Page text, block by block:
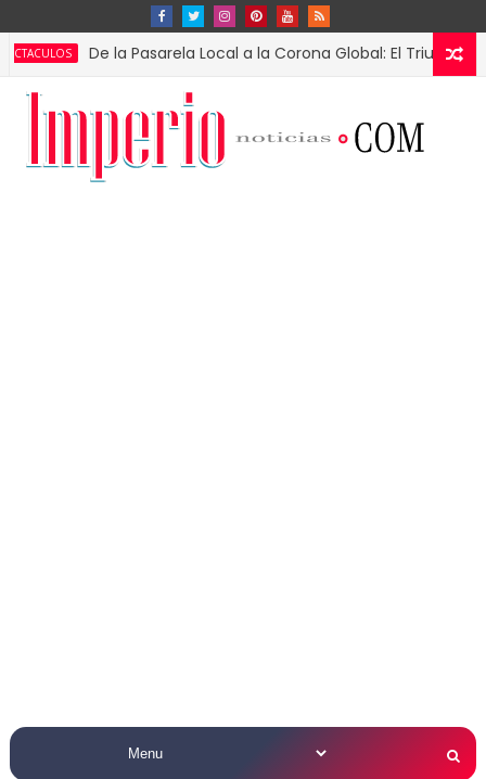
De la Pasarela Local a la Corona Global: El Triunfo de Fátima